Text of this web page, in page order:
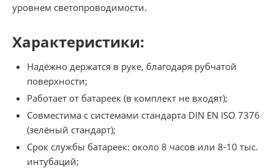
уровнем светопроводимости.
Характеристики:
Надёжно держатся в руке, благодаря рубчатой
поверхности;
Работает от батареек (в комплект не входят);
Совместима с системами стандарта DIN EN ISO 7376
(зелёный стандарт);
Срок службы батареек: около 8 часов или 8-10 тыс.
интубаций;